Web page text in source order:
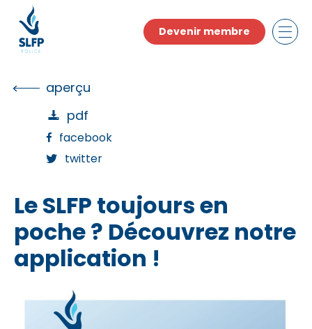
content
Devenir membre
aperçu
pdf
facebook
twitter
Le SLFP toujours en
poche ? Découvrez notre
application !